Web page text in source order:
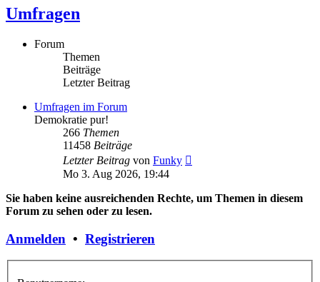
Umfragen
Forum
Themen
Beiträge
Letzter Beitrag
Umfragen im Forum
Demokratie pur!
266 Themen
11458 Beiträge
Letzter Beitrag von Funky
Mo 3. Aug 2026, 19:44
Sie haben keine ausreichenden Rechte, um Themen in diesem
Forum zu sehen oder zu lesen.
Anmelden • Registrieren